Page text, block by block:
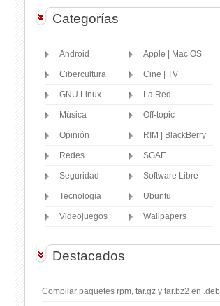
Categorías
Android Apple | Mac OS
Cibercultura Cine | TV
GNU Linux La Red
Música Off-topic
Opinión RIM | BlackBerry
Redes SGAE
Seguridad Software Libre
Tecnología Ubuntu
Videojuegos Wallpapers
Destacados
Compilar paquetes rpm, tar.gz y tar.bz2 en .deb